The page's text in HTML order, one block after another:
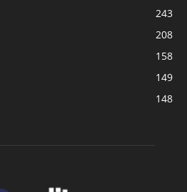
243
208
158
149
148